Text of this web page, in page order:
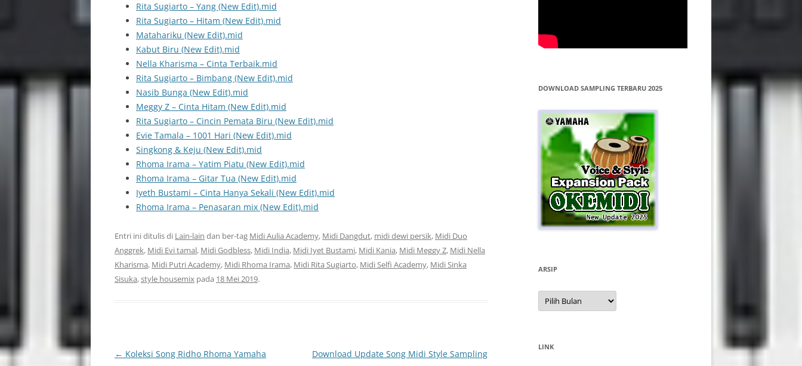
Rita Sugiarto – Yang (New Edit).mid
Rita Sugiarto – Hitam (New Edit).mid
Matahariku (New Edit).mid
Kabut Biru (New Edit).mid
Nella Kharisma – Cinta Terbaik.mid
Rita Sugiarto – Bimbang (New Edit).mid
Nasib Bunga (New Edit).mid
Meggy Z – Cinta Hitam (New Edit).mid
Rita Sugiarto – Cincin Pemata Biru (New Edit).mid
Evie Tamala – 1001 Hari (New Edit).mid
Singkong & Keju (New Edit).mid
Rhoma Irama – Yatim Piatu (New Edit).mid
Rhoma Irama – Gitar Tua (New Edit).mid
Iyeth Bustami – Cinta Hanya Sekali (New Edit).mid
Rhoma Irama – Penasaran mix (New Edit).mid
Entri ini ditulis di Lain-lain dan ber-tag Midi Aulia Academy, Midi Dangdut, midi dewi persik, Midi Duo
Anggrek, Midi Evi tamal, Midi Godbless, Midi India, Midi Iyet Bustami, Midi Kania, Midi Meggy Z, Midi Nella
Kharisma, Midi Putri Academy, Midi Rhoma Irama, Midi Rita Sugiarto, Midi Selfi Academy, Midi Sinka
Sisuka,style housemix pada 18 Mei 2019.
Navigasi
← Koleksi Song Ridho Rhoma Yamaha
Download Update Song Midi Style Sampling
DOWNLOAD SAMPLING TERBARU 2025
ARSIP
Arsip
LINK